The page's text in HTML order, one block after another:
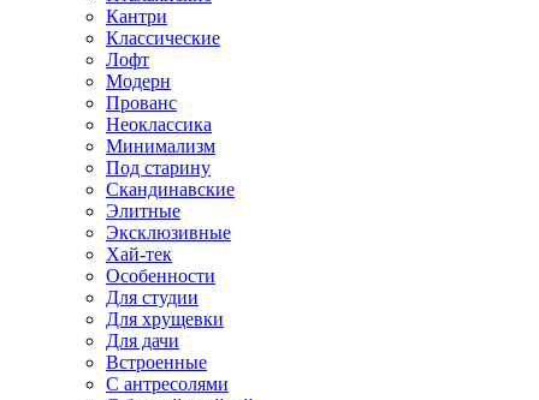
Кантри
Классические
Лофт
Модерн
Прованс
Неоклассика
Минимализм
Под старину
Скандинавские
Элитные
Эксклюзивные
Хай-тек
Особенности
Для студии
Для хрущевки
Для дачи
Встроенные
С антресолями